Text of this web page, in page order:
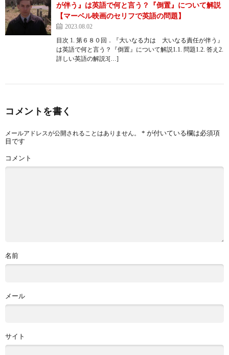
が伴う』は英語で何と言う？『倒置』について解説
【マーベル映画のセリフで英語の問題】
2023.08.02
目次 1. 第６８０回．『大いなる力は 大いなる責任が伴う』
は英語で何と言う？『倒置』について解説1.1. 問題1.2. 答え2.
詳しい英語の解説3[…]
コメントを書く
メールアドレスが公開されることはありません。 * が付いている欄は必須項
目です
コメント
名前
メール
サイト